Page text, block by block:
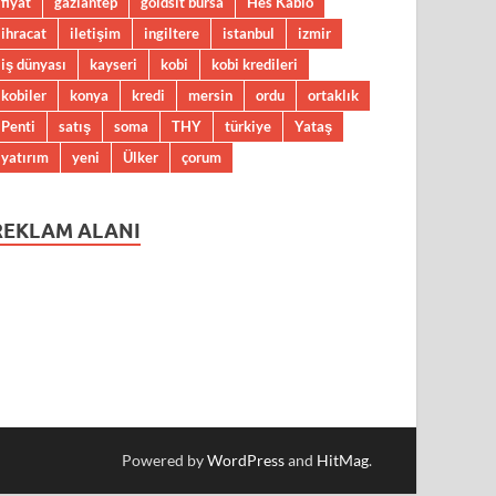
ihracat
iletişim ingiltere istanbul
izmir
iş dünyası
kayseri kobi
kobi kredileri
kobiler
konya kredi mersin ordu
ortaklık
Penti
satış soma THY türkiye
Yataş
yatırım
yeni Ülker çorum
ALANI
Powered byWordPressand HitMag.